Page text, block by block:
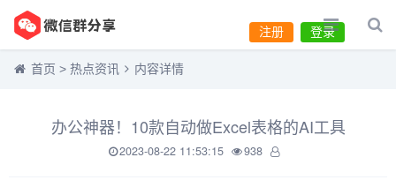
登录
注册
首页 > 热点资讯 内容详情
办公神器！10款自动做Excel表格的AI工具
2023-08-22 11:53:15 938